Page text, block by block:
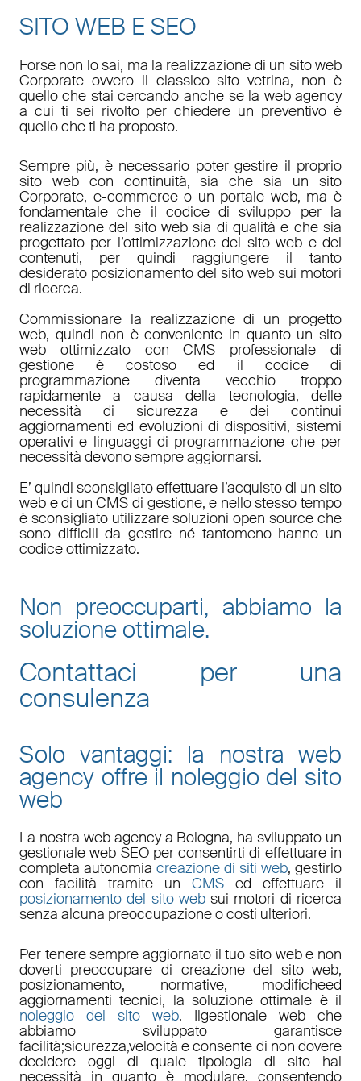
SITO WEB E SEO
Forse non lo sai, ma la realizzazione di un sito web
Corporate ovvero il classico sito vetrina, non è
quello che stai cercando anche se la web agency
a cui ti sei rivolto per chiedere un preventivo è
quello che ti ha proposto.
Sempre più, è necessario poter gestire il proprio
sito web con continuità, sia che sia un sito
Corporate, e-commerce o un portale web, ma è
fondamentale che il codice di sviluppo per la
realizzazione del sito web sia di qualità e che sia
progettato per l’ottimizzazione del sito web e dei
contenuti, per quindi raggiungere il tanto
desiderato posizionamento del sito web sui motori
di ricerca.
Commissionare la realizzazione di un progetto
web, quindi non è conveniente in quanto un sito
web ottimizzato con CMS professionale di
gestione è costoso ed il codice di
programmazione diventa vecchio troppo
rapidamente a causa della tecnologia, delle
necessità di sicurezza e dei continui
aggiornamenti ed evoluzioni di dispositivi, sistemi
operativi e linguaggi di programmazione che per
necessità devono sempre aggiornarsi.
E’ quindi sconsigliato effettuare l’acquisto di un sito
web e di un CMS di gestione, e nello stesso tempo
è sconsigliato utilizzare soluzioni open source che
sono difficili da gestire né tantomeno hanno un
codice ottimizzato.
Non preoccuparti, abbiamo la
soluzione ottimale.
Contattaci per una
consulenza
Solo vantaggi: la nostra web
agency offre il noleggio del sito
web
La nostra web agency a Bologna, ha sviluppato un
gestionale web SEOper consentirti di effettuare in
completa autonomia creazione di siti web, gestirlo
con facilità tramite un CMS ed effettuare il
posizionamento del sito websui motori di ricerca
senza alcuna preoccupazione o costi ulteriori.
Per tenere sempre aggiornato il tuo sito web e non
doverti preoccupare di creazione del sito web,
posizionamento, normative, modificheed
aggiornamenti tecnici, la soluzione ottimale è il
noleggio del sito web. Ilgestionale webche
abbiamo sviluppato garantisce
facilità;sicurezza,velocità e consente di non dovere
decidere oggi di quale tipologia di sito hai
necessità in quanto è modulare, consentendo